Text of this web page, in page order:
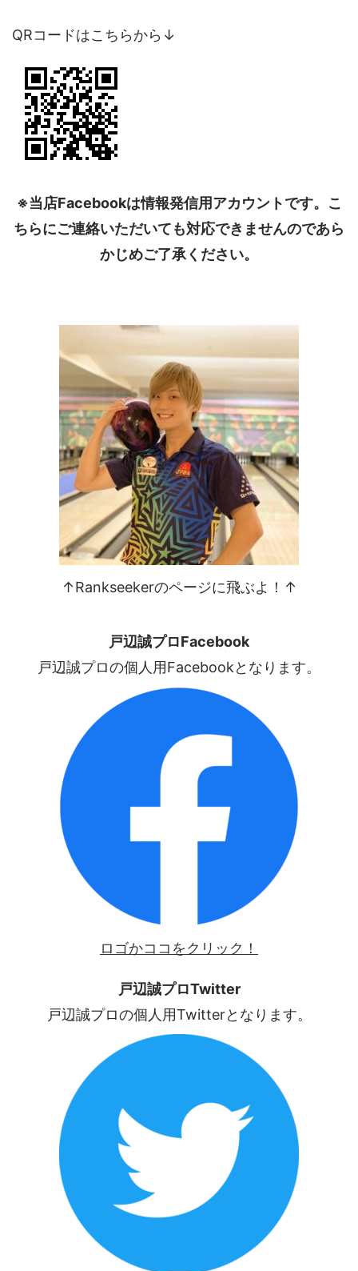
QRコードはこちらから↓
※当店Facebookは情報発信用アカウントです。こ
ちらにご連絡いただいても対応できませんのであら
かじめご了承ください。
↑Rankseekerのページに飛ぶよ！↑
戸辺誠プロFacebook
戸辺誠プロの個人用Facebookとなります。
ロゴかココをクリック！
戸辺誠プロTwitter
戸辺誠プロの個人用Twitterとなります。